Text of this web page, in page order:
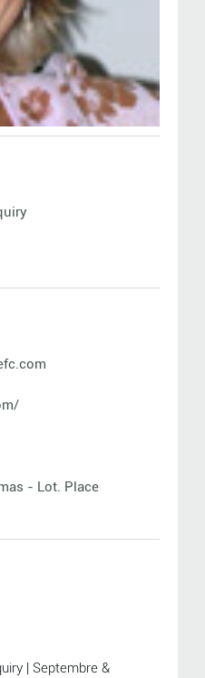
- Lot. Place
| Septembre &